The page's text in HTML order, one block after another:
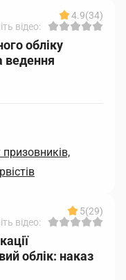
4.9(34)
відео:
обліку
ведення
призовників,
5(29)
відео:
облік: наказ